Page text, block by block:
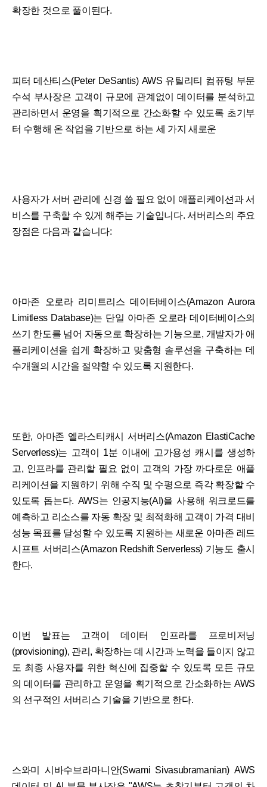
확장한 것으로 풀이된다.
피터 데산티스(Peter DeSantis) AWS 유틸리티 컴퓨팅 부문
수석 부사장은 고객이 규모에 관계없이 데이터를 분석하고
관리하면서 운영을 획기적으로 간소화할 수 있도록 초기부
터 수행해 온 작업을 기반으로 하는 세 가지 새로운
사용자가 서버 관리에 신경 쓸 필요 없이 애플리케이션과 서
비스를 구축할 수 있게 해주는 기술입니다. 서버리스의 주요
장점은 다음과 같습니다:
아마존 오로라 리미트리스 데이터베이스(Amazon Aurora
Limitless Database)는 단일 아마존 오로라 데이터베이스의
쓰기 한도를 넘어 자동으로 확장하는 기능으로, 개발자가 애
플리케이션을 쉽게 확장하고 맞춤형 솔루션을 구축하는 데
수개월의 시간을 절약할 수 있도록 지원한다.
또한, 아마존 엘라스티캐시 서버리스(Amazon ElastiCache
Serverless)는 고객이 1분 이내에 고가용성 캐시를 생성하
고, 인프라를 관리할 필요 없이 고객의 가장 까다로운 애플
리케이션을 지원하기 위해 수직 및 수평으로 즉각 확장할 수
있도록 돕는다. AWS는 인공지능(AI)을 사용해 워크로드를
예측하고 리소스를 자동 확장 및 최적화해 고객이 가격 대비
성능 목표를 달성할 수 있도록 지원하는 새로운 아마존 레드
시프트 서버리스(Amazon Redshift Serverless) 기능도 출시
한다.
이번 발표는 고객이 데이터 인프라를 프로비저닝
(provisioning), 관리, 확장하는 데 시간과 노력을 들이지 않고
도 최종 사용자를 위한 혁신에 집중할 수 있도록 모든 규모
의 데이터를 관리하고 운영을 획기적으로 간소화하는 AWS
의 선구적인 서버리스 기술을 기반으로 한다.
스와미 시바수브라마니안(Swami Sivasubramanian) AWS